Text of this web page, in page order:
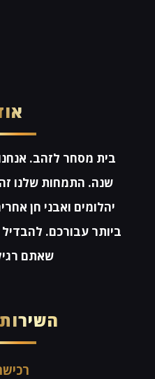
שנה. התמחות שלנו
יהלומים ואבני חן
ביותר עבורכם.
שאתם